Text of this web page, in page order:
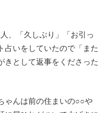
、「久しぶり」「お引っ
占いをしていたので「また
きとして返事をくださった
ゃんは前の住まいの○○や